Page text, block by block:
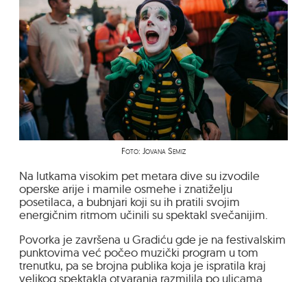
Foto: Jovana Semiz
Na lutkama visokim pet metara dive su izvodile
operske arije i mamile osmehe i znatiželju
posetilaca, a bubnjari koji su ih pratili svojim
energičnim ritmom učinili su spektakl svečanijim.
Povorka je završena u Gradiću gde je na festivalskim
punktovima već počeo muzički program u tom
trenutku, pa se brojna publika koja je ispratila kraj
velikog spektakla otvaranja razmilila po ulicama